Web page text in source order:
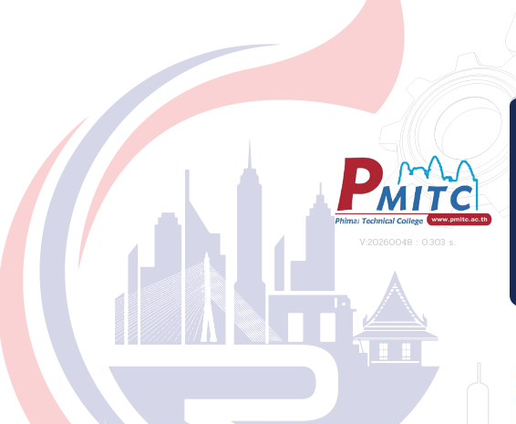
V:20260048 : 0.303 s.